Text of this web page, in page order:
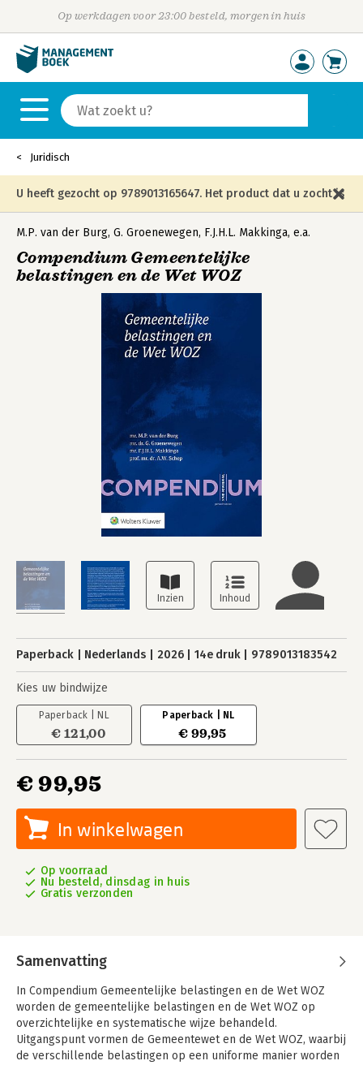
Op werkdagen voor 23:00 besteld, morgen in huis
Juridisch
U heeft gezocht op 9789013165647. Het product dat u zocht is
niet meer in die editie leverbaar en is vervangen door de
onderstaande editie.
M.P. van der Burg, G. Groenewegen, F.J.H.L. Makkinga, e.a.
Compendium Gemeentelijke
belastingen en de Wet WOZ
Paperback Nederlands 2026 14e druk 9789013183542
Kies uw bindwijze
Paperback | NL
€ 121,00
Paperback | NL
€ 99,95
€ 99,95
In winkelwagen
Op voorraad
Nu besteld, dinsdag in huis
Gratis verzonden
Samenvatting
In Compendium Gemeentelijke belastingen en de Wet WOZ
worden de gemeentelijke belastingen en de Wet WOZ op
overzichtelijke en systematische wijze behandeld.
Uitgangspunt vormen de Gemeentewet en de Wet WOZ, waarbij
de verschillende belastingen op een uniforme manier worden